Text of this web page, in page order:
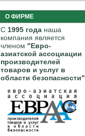
О ФИРМЕ
С 1995 года наша
компания является
членом "Евро-
азиатской ассоциации
производителей
товаров и услуг в
области безопасности"